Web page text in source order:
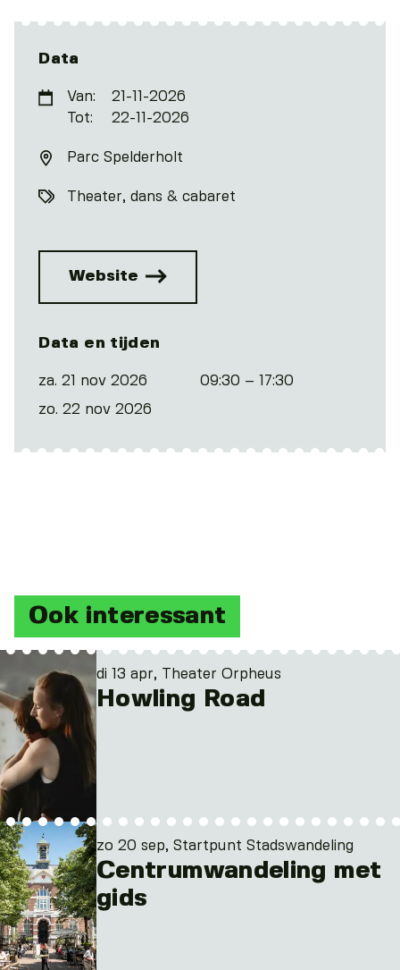
Data
Van:
21-11-2026
Tot:
22-11-2026
Parc Spelderholt
Theater, dans & cabaret
Website
Data en tijden
za. 21 nov 2026 09:30 – 17:30
zo. 22 nov 2026
Ook interessant
di 13 apr, Theater Orpheus
Howling Road
zo 20 sep, Startpunt Stadswandeling
Centrumwandeling met
gids